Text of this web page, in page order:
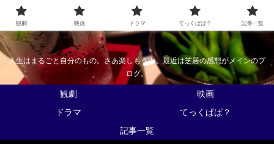
なんかくうかい
人生はまるごと自分のもの。さあ楽しもう！。最近は芝居の感想がメインのブ
ログ。
観劇
映画
ドラマ
てっくぱぱ？
記事一覧
観劇 映画 ドラマ てっくぱぱ？ 記事一覧